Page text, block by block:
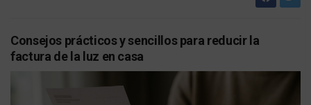
Consejos prácticos y sencillos para reducir la
factura de la luz en casa